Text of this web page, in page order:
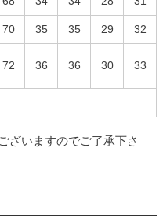
70 35 35 29 32
72 36 36 30 33
ざいますのでご了承下さ